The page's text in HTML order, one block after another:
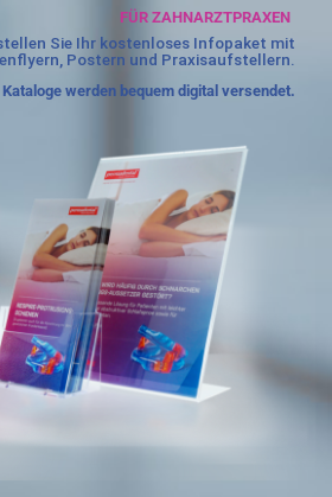
FÜR ZAHNARZTPRAXEN
Sie Ihr kostenloses Infopaket mit
Postern und Praxisaufstellern.
Kataloge werden bequem digital versendet.